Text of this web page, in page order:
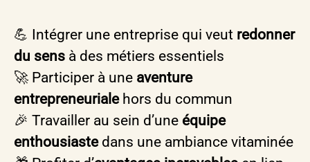
💪 Intégrer une entreprise qui veut redonner
du sens à des métiers essentiels
🚀 Participer à une aventure
entrepreneurialehors du commun
🎉 Travailler au sein d’une équipe
enthousiastedans une ambiance vitaminée